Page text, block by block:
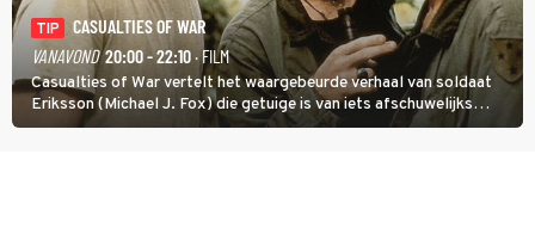
TIP
CASUALTIES OF WAR
VANAVOND 20:00 - 22:10· FILM
Casualties of War vertelt het waargebeurde verhaal van soldaat
Eriksson (Michael J. Fox) die getuige is van iets afschuwelijks
tijdens de Vietnamoorlog. Hij besluit uit de school te klappen.